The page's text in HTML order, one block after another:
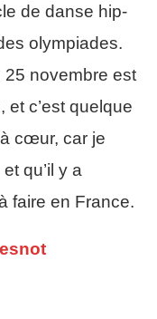
de danse hip-
olympiades.
25 novembre est
et c’est quelque
cœur, car je
qu’il y a
faire en France.